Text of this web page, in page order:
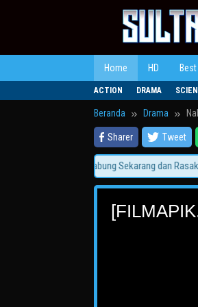
Home HD
ACTION DRAMA
Beranda Drama
Sharer Tweet
Gabung Sekarang dan